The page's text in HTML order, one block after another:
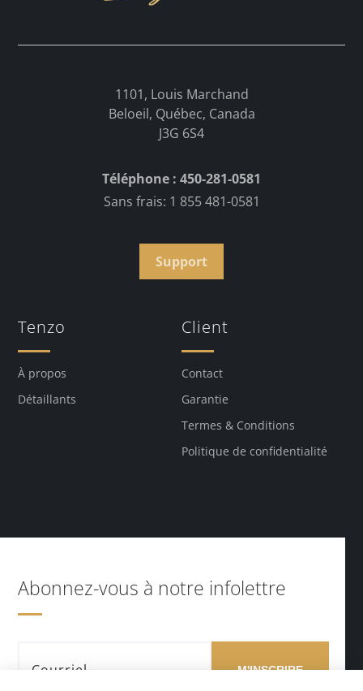
1101, Louis Marchand
Beloeil, Québec, Canada
J3G 6S4
Téléphone : 450-281-0581
Sans frais: 1 855 481-0581
Support
Tenzo
À propos
Détaillants
Client
Contact
Garantie
Termes & Conditions
Politique de confidentialité
Abonnez-vous à notre infolettre
M'INSCRIRE